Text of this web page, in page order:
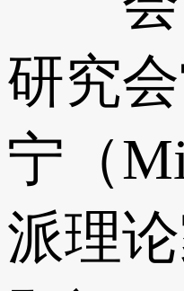
研究
宁（
派理